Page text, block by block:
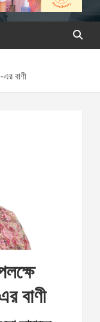
এর বাণী
বাণী